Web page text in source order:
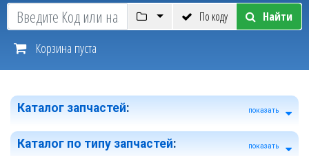
По коду Найти
Корзина пуста
Каталог запчастей: показать
Каталог по типу запчастей: показать